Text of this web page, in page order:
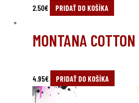
2.50€ PRIDAŤ DO KOŠÍKA
MONTANA
4.95€ PRIDAŤ DO KOŠÍKA